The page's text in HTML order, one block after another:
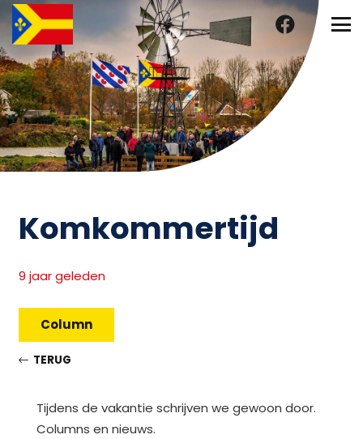
Komkommertijd
9 jaar geleden
Column
TERUG
Tijdens de vakantie schrijven we gewoon door.
Columns en nieuws.